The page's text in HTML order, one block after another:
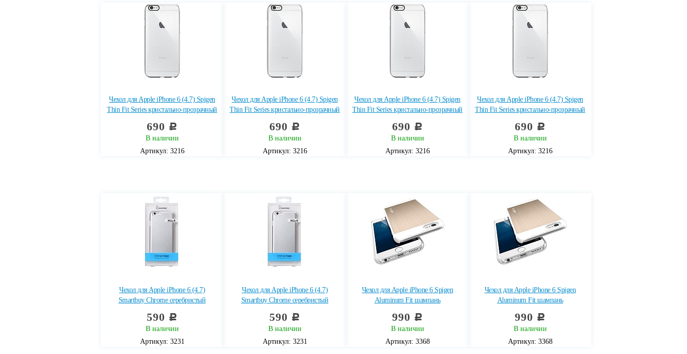
Чехол для Apple iPhone 6 (4.7) Spigen
Thin Fit Series кристально-прозрачный
690 c
В наличии
Артикул: 3216
Чехол для Apple iPhone 6 (4.7) Spigen
Thin Fit Series кристально-прозрачный
690 c
В наличии
Артикул: 3216
Чехол для Apple iPhone 6 (4.7) Spigen
Thin Fit Series кристально-прозрачный
690 c
В наличии
Артикул: 3216
Чехол для Apple iPhone 6 (4.7) Spigen
Thin Fit Series кристально-прозрачный
690 c
В наличии
Артикул: 3216
Чехол для Apple iPhone 6 (4.7)
Smartbuy Chrome серебристый
590 c
В наличии
Артикул: 3231
Чехол для Apple iPhone 6 (4.7)
Smartbuy Chrome серебристый
590 c
В наличии
Артикул: 3231
Чехол для Apple iPhone 6 Spigen
Aluminum Fit шампань
990 c
В наличии
Артикул: 3368
Чехол для Apple iPhone 6 Spigen
Aluminum Fit шампань
990 c
В наличии
Артикул: 3368